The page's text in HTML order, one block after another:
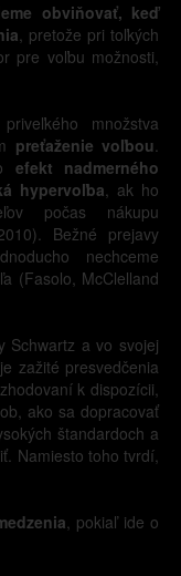
obviňovať, keď
, pretože pri toľkých
pre voľbu možnosti,
množstva
preťaženie voľbou.
efekt nadmerného
hypervoľba, ak ho
počas nákupu
Bežné prejavy
nechceme
(Fasolo, McClelland
Schwartz a vo svojej
zažité presvedčenia
k dispozícii,
ako sa dopracovať
štandardoch a
Namiesto toho tvrdí,
, pokiaľ ide o